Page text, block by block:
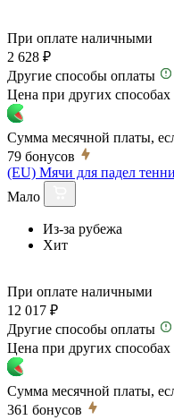
При оплате наличными
2 628 ₽
Другие способы оплаты
Цена при других
Сумма месячной платы,
79 бонусов
(EU) Мячи для падел
Мало
Из-за рубежа
Хит
При оплате наличными
12 017 ₽
Другие способы оплаты
Цена при других
Сумма месячной платы,
361 бонусов